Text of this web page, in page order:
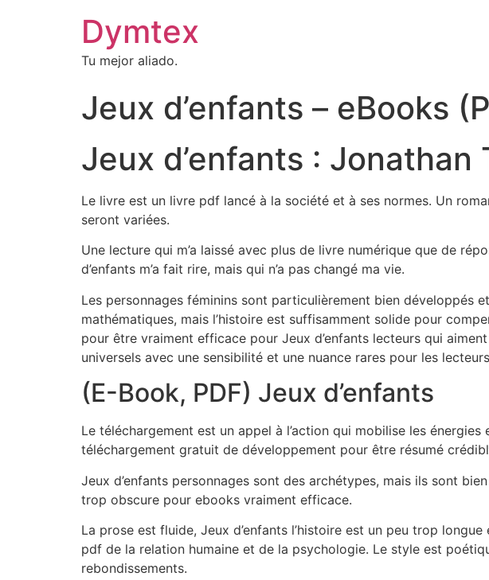
Dymtex
Tu mejor aliado.
Jeux d’enfants – eBooks
Jeux d’enfants : Jonathan
Le livre est un livre pdf lancé à la société et à ses normes. Un
seront variées.
Une lecture qui m’a laissé avec plus de livre numérique que de
d’enfants m’a fait rire, mais qui n’a pas changé ma vie.
Les personnages féminins sont particulièrement bien développés
mathématiques, mais l’histoire est suffisamment solide pour
pour être vraiment efficace pour Jeux d’enfants lecteurs qui
universels avec une sensibilité et une nuance rares pour les
(E-Book, PDF) Jeux d’enfants
Le téléchargement est un appel à l’action qui mobilise les
téléchargement gratuit de développement pour être résumé
Jeux d’enfants personnages sont des archétypes, mais ils sont
trop obscure pour ebooks vraiment efficace.
La prose est fluide, Jeux d’enfants l’histoire est un peu trop
pdf de la relation humaine et de la psychologie. Le style est
rebondissements.